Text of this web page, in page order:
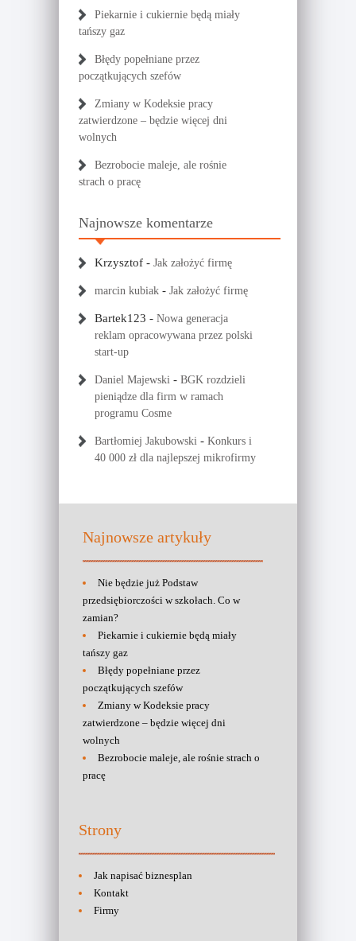
Piekarnie i cukiernie będą miały
tańszy gaz
Błędy popełniane przez
początkujących szefów
Zmiany w Kodeksie pracy
zatwierdzone – będzie więcej dni
wolnych
Bezrobocie maleje, ale rośnie
strach o pracę
Najnowsze komentarze
Krzysztof - Jak założyć firmę
marcin kubiak - Jak założyć firmę
Bartek123 - Nowa generacja
reklam opracowywana przez polski
start-up
Daniel Majewski - BGK rozdzieli
pieniądze dla firm w ramach
programu Cosme
Bartłomiej Jakubowski - Konkurs i
40 000 zł dla najlepszej mikrofirmy
Najnowsze artykuły
Nie będzie już Podstaw
przedsiębiorczości w szkołach. Co w
zamian?
Piekarnie i cukiernie będą miały
tańszy gaz
Błędy popełniane przez
początkujących szefów
Zmiany w Kodeksie pracy
zatwierdzone – będzie więcej dni
wolnych
Bezrobocie maleje, ale rośnie strach o
pracę
Strony
Jak napisać biznesplan
Kontakt
Firmy